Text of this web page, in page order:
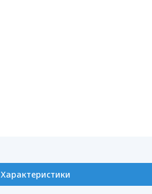
Характеристики